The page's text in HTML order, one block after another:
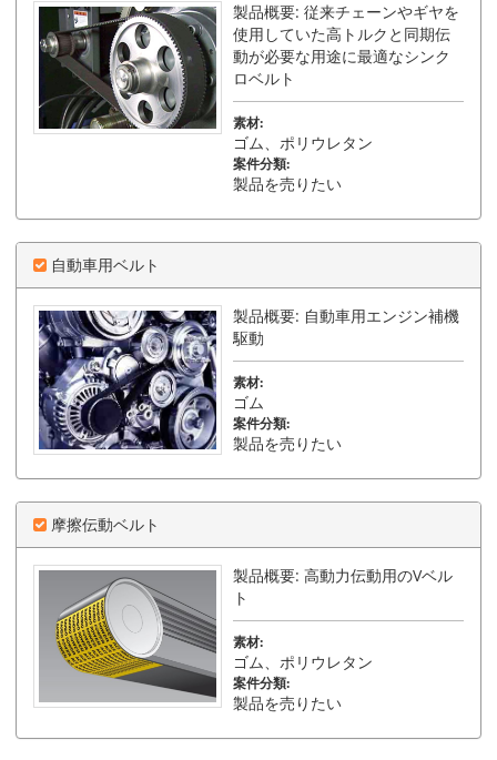
製品概要: 従来チェーンやギヤを
使用していた高トルクと同期伝
動が必要な用途に最適なシンク
ロベルト
素材:
ゴム、ポリウレタン
案件分類:
製品を売りたい
自動車用ベルト
製品概要: 自動車用エンジン補機
駆動
素材:
ゴム
案件分類:
製品を売りたい
摩擦伝動ベルト
製品概要: 高動力伝動用のVベル
ト
素材:
ゴム、ポリウレタン
案件分類:
製品を売りたい